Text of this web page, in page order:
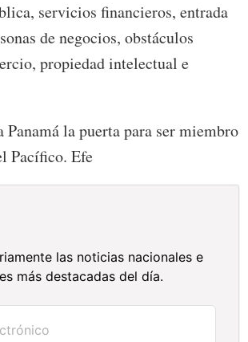
servicios financieros, entrada
de negocios, obstáculos
propiedad intelectual e
la puerta para ser miembro
Pacífico. Efe
las noticias nacionales e
más destacadas del día.